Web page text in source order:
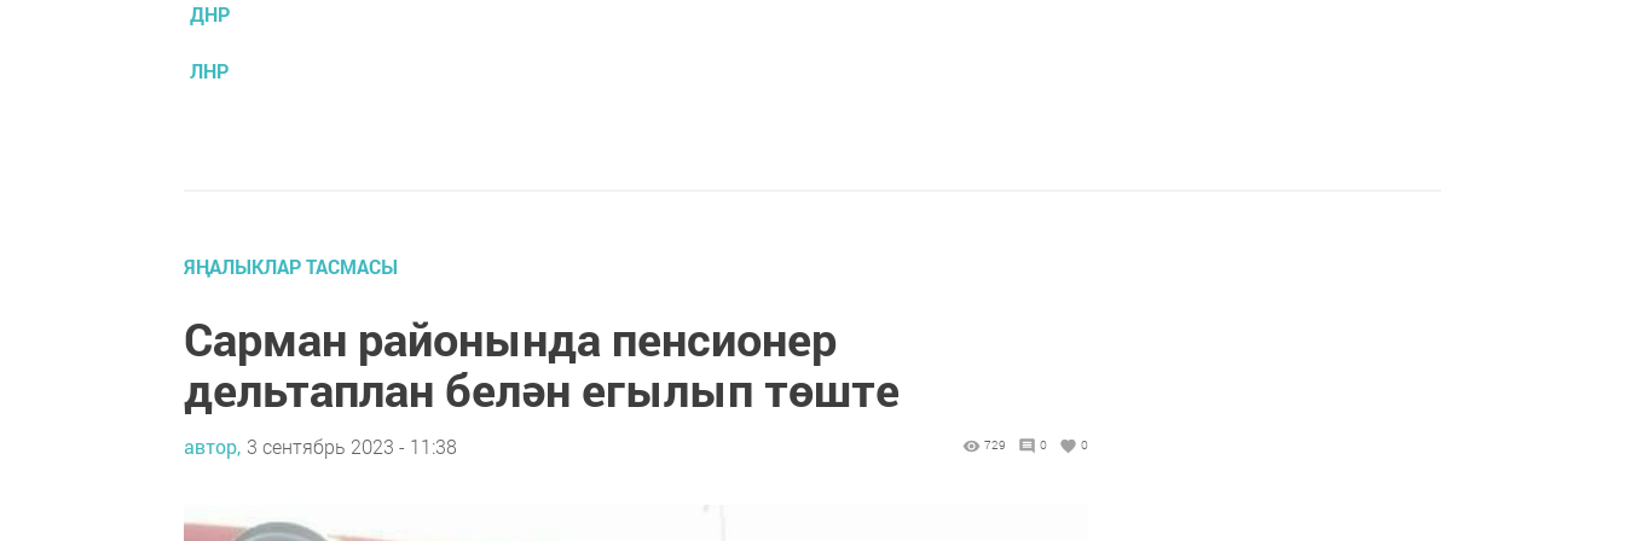
ДНР
ЛНР
ЯҢАЛЫКЛАР ТАСМАСЫ
Сарман районында пенсионер
дельтаплан белән егылып төште
автор, 3 сентябрь 2023 - 11:38 729 0 0